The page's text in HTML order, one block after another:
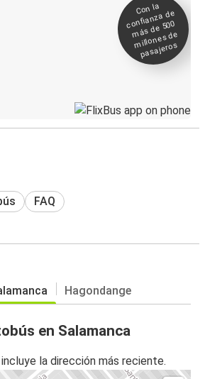
Con la
confianza de
más de 500
millones de
pasajeros
FAQ
Hagondange
en Salamanca
la dirección más reciente.